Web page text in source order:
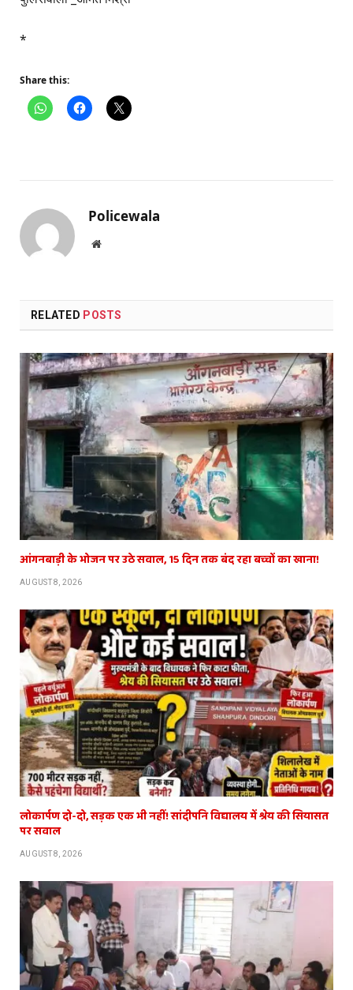
*
Share this:
Policewala
Website
RELATED POSTS
आंगनबाड़ी के भोजन पर उठे सवाल, 15 दिन तक बंद रहा बच्चों का खाना!
AUGUST 8, 2026
लोकार्पण दो-दो, सड़क एक भी नहीं! सांदीपनि विद्यालय में श्रेय की सियासत
पर सवाल
AUGUST 8, 2026